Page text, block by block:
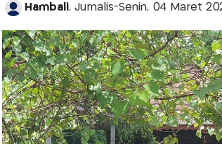
Hambali, Jurnalis-Senin, 04 Maret